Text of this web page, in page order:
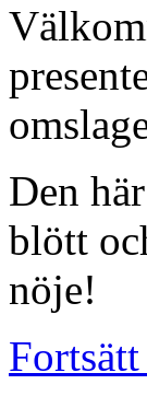
Den
blött
nöje!